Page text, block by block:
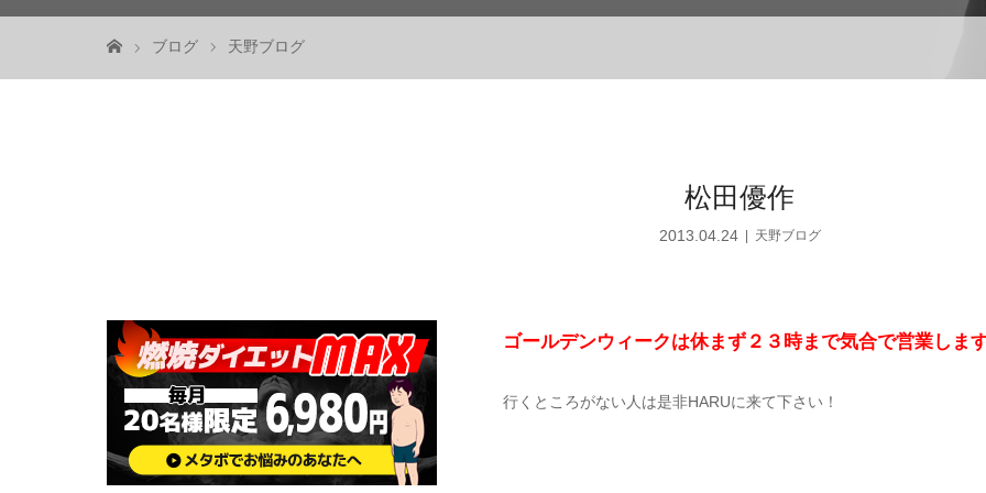
ブログ 天野ブログ
松田優作
2013.04.24 天野ブログ
ゴールデンウィークは休まず２３時まで気合で営業しま
行くところがない人は是非HARUに来て下さい！